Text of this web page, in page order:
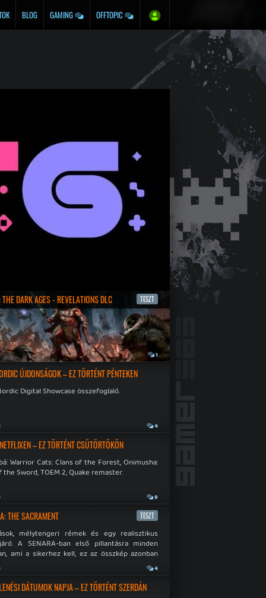
BLOG GAMING OFFTOPIC
DARK AGES - REVELATIONS DLC TESZT
1
ÚJDONSÁGOK – EZ TÖRTÉNT PÉNTEKEN
Digital Showcase összefoglaló.
4
– EZ TÖRTÉNT CSÜTÖRTÖKÖN
Warrior Cats: Clans of the Forest, Onimusha:
the Sword, TOEM 2, Quake remaster.
9
THE SACRAMENT TESZT
mélytengeri rémek és egy realisztikus
A SENARA-ban első pillantásra minden
ami a sikerhez kell, ez az összkép azonban
4
DÁTUMOK NAPJA – EZ TÖRTÉNT SZERDÁN